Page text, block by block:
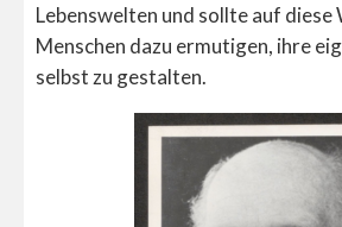
Lebenswelten und sollte auf diese
Menschen dazu ermutigen, ihre
selbst zu gestalten.